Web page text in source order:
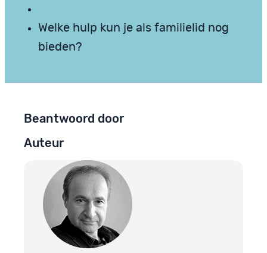
Welke hulp kun je als familielid nog
bieden?
Beantwoord door
Auteur